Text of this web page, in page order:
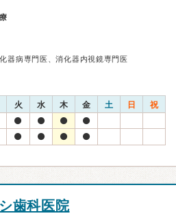
器病専門医、消化器内視鏡専門医
火 水 木 金 土 日 祝
歯科医院